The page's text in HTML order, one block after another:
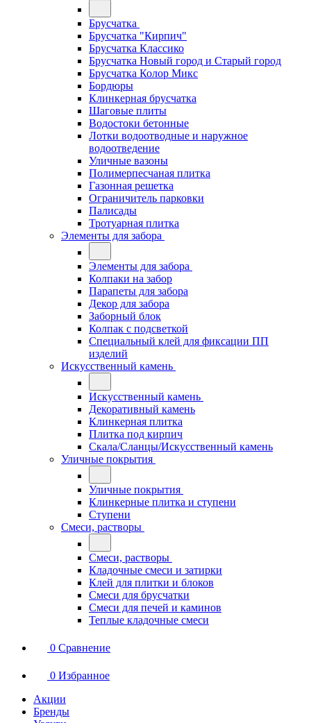
Брусчатка
Брусчатка "Кирпич"
Брусчатка Классико
Брусчатка Новый город и Старый город
Брусчатка Колор Микс
Бордюры
Клинкерная брусчатка
Шаговые плиты
Водостоки бетонные
Лотки водоотводные и наружное
водоотведение
Уличные вазоны
Полимерпесчаная плитка
Газонная решетка
Ограничитель парковки
Палисады
Тротуарная плитка
Элементы для забора
Элементы для забора
Колпаки на забор
Парапеты для забора
Декор для забора
Заборный блок
Колпак с подсветкой
Специальный клей для фиксации ПП
изделий
Искусственный камень
Искусственный камень
Декоративный камень
Клинкерная плитка
Плитка под кирпич
Скала/Сланцы/Искусственный камень
Уличные покрытия
Уличные покрытия
Клинкерные плитка и ступени
Ступени
Смеси, растворы
Смеси, растворы
Кладочные смеси и затирки
Клей для плитки и блоков
Смеси для брусчатки
Смеси для печей и каминов
Теплые кладочные смеси
0 Сравнение
0 Избранное
Акции
Бренды